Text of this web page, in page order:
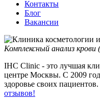
Контакты
Блог
Вакансии
Комплексный анализ
IHC Clinic - это лучшая
центре Москвы. С 2009
здоровье своих
отзывов!